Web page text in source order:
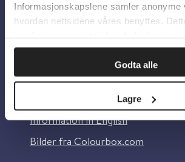
Informasjonskapslene samler anonyme
hvordan nettsidene våres benyttes.
innsikt som gjør at vi kan forbedre oss.
Godta alle
Lagre
Om oss
Personvern og
Tilgjengelighetserklæring
Information in English
Bilder fra Colourbox.com